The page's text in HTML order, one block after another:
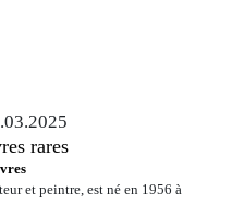
rares
et peintre, est né en 1956 à